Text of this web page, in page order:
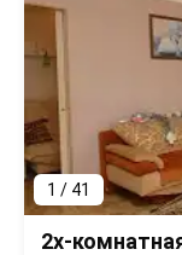
1 / 41
2х-